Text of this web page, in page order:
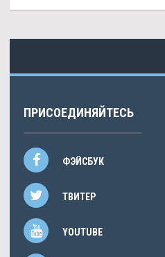
ПРИСОЕДИНЯЙТЕСЬ
ФЭЙСБУК
ТВИТЕР
YOUTUBE